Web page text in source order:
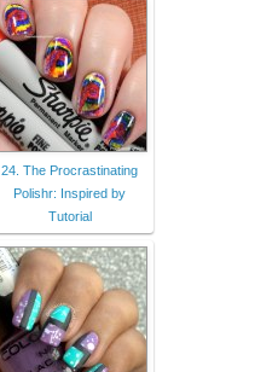
24. The Procrastinating
Polishr: Inspired by
Tutorial